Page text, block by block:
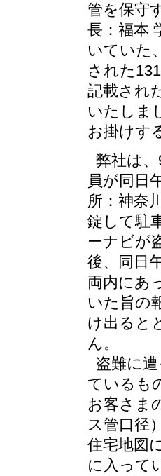
管を保守
長：福本
いていた
された
記載され
いたしま
お掛けす
弊社は
員が同日
所：神奈
錠して駐
ーナビが
後、同日
両内にあ
いた旨の
け出ると
ん。
盗難に
ているも
お客さま
ス管口径
住宅地図
に入って